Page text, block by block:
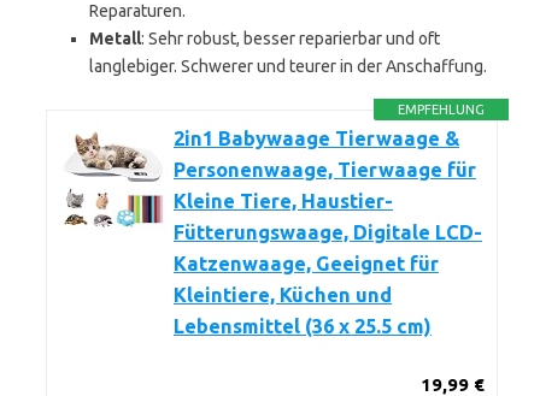
Reparaturen.
Metall: Sehr robust, besser reparierbar und oft
langlebiger. Schwerer und teurer in der Anschaffung.
EMPFEHLUNG
2in1 Babywaage Tierwaage &
Personenwaage, Tierwaage für
Kleine Tiere, Haustier-
Fütterungswaage, Digitale LCD-
Katzenwaage, Geeignet für
Kleintiere, Küchen und
Lebensmittel (36 x 25.5 cm)
19,99 €